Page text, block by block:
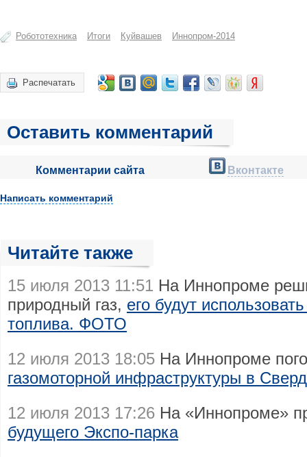
Робототехника Итоги Куйвашев Иннопром-2014
Распечатать
Оставить комментарий
Комментарии сайта Вконтакте
Написать комментарий
Читайте также
15 июля 2013 11:51 На Иннопроме
природный газ, его будут
топлива. ФОТО
12 июля 2013 18:05 На Иннопроме
газомоторной инфраструктуры в
12 июля 2013 17:26 На «Иннопроме»
будущего Экспо-парка